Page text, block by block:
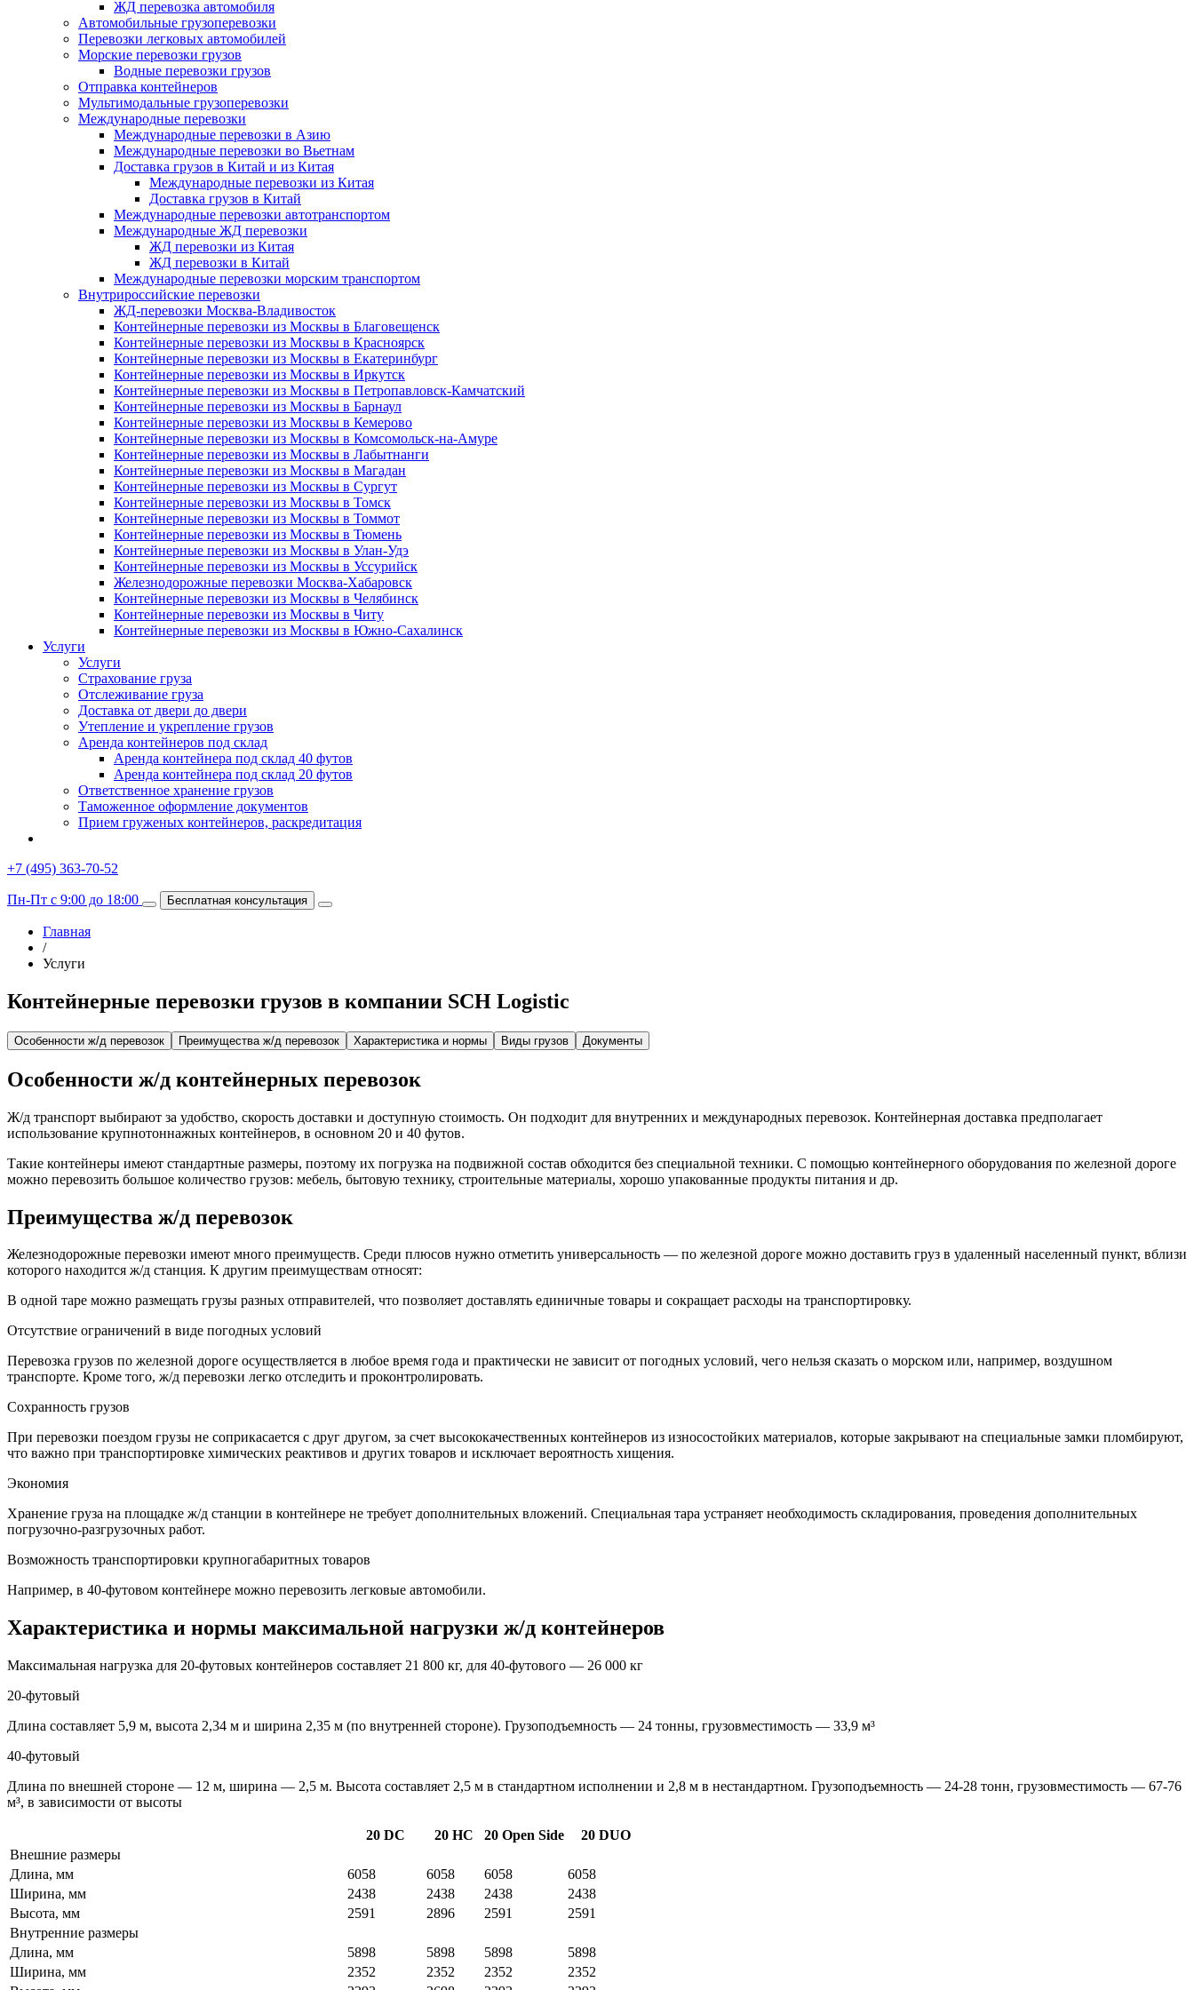
ЖД перевозка автомобиля
Автомобильные грузоперевозки
Перевозки легковых автомобилей
Морские перевозки грузов
Водные перевозки грузов
Отправка контейнеров
Мультимодальные грузоперевозки
Международные перевозки
Международные перевозки в Азию
Международные перевозки во Вьетнам
Доставка грузов в Китай и из Китая
Международные перевозки из Китая
Доставка грузов в Китай
Международные перевозки автотранспортом
Международные ЖД перевозки
ЖД перевозки из Китая
ЖД перевозки в Китай
Международные перевозки морским транспортом
Внутрироссийские перевозки
ЖД-перевозки Москва-Владивосток
Контейнерные перевозки из Москвы в Благовещенск
Контейнерные перевозки из Москвы в Красноярск
Контейнерные перевозки из Москвы в Екатеринбург
Контейнерные перевозки из Москвы в Иркутск
Контейнерные перевозки из Москвы в Петропавловск-Камчатский
Контейнерные перевозки из Москвы в Барнаул
Контейнерные перевозки из Москвы в Кемерово
Контейнерные перевозки из Москвы в Комсомольск-на-Амуре
Контейнерные перевозки из Москвы в Лабытнанги
Контейнерные перевозки из Москвы в Магадан
Контейнерные перевозки из Москвы в Сургут
Контейнерные перевозки из Москвы в Томск
Контейнерные перевозки из Москвы в Томмот
Контейнерные перевозки из Москвы в Тюмень
Контейнерные перевозки из Москвы в Улан-Удэ
Контейнерные перевозки из Москвы в Уссурийск
Железнодорожные перевозки Москва-Хабаровск
Контейнерные перевозки из Москвы в Челябинск
Контейнерные перевозки из Москвы в Читу
Контейнерные перевозки из Москвы в Южно-Сахалинск
Услуги
Услуги
Страхование груза
Отслеживание груза
Доставка от двери до двери
Утепление и укрепление грузов
Аренда контейнеров под склад
Аренда контейнера под склад 40 футов
Аренда контейнера под склад 20 футов
Ответственное хранение грузов
Таможенное оформление документов
Прием груженых контейнеров, раскредитация
+7 (495) 363-70-52
Пн-Пт с 9:00 до 18:00 Бесплатная консультация
Главная
/
Услуги
Контейнерные перевозки грузов в компании SCH Logistic
Особенности ж/д перевозок Преимущества ж/д перевозок Характеристика и нормы Виды грузов Документы
Особенности ж/д контейнерных перевозок
Ж/д транспорт выбирают за удобство, скорость доставки и доступную стоимость. Он подходит для внутренних и международных перевозок. Контейнерная доставка предполагает
использование крупнотоннажных контейнеров, в основном 20 и 40 футов.
Такие контейнеры имеют стандартные размеры, поэтому их погрузка на подвижной состав обходится без специальной техники. С помощью контейнерного оборудования по железной дороге
можно перевозить большое количество грузов: мебель, бытовую технику, строительные материалы, хорошо упакованные продукты питания и др.
Преимущества ж/д перевозок
Железнодорожные перевозки имеют много преимуществ. Среди плюсов нужно отметить универсальность — по железной дороге можно доставить груз в удаленный населенный пункт, вблизи
которого находится ж/д станция. К другим преимуществам относят:
В одной таре можно размещать грузы разных отправителей, что позволяет доставлять единичные товары и сокращает расходы на транспортировку.
Отсутствие ограничений в виде погодных условий
Перевозка грузов по железной дороге осуществляется в любое время года и практически не зависит от погодных условий, чего нельзя сказать о морском или, например, воздушном
транспорте. Кроме того, ж/д перевозки легко отследить и проконтролировать.
Сохранность грузов
При перевозки поездом грузы не соприкасается с друг другом, за счет высококачественных контейнеров из износостойких материалов, которые закрывают на специальные замки пломбируют,
что важно при транспортировке химических реактивов и других товаров и исключает вероятность хищения.
Экономия
Хранение груза на площадке ж/д станции в контейнере не требует дополнительных вложений. Специальная тара устраняет необходимость складирования, проведения дополнительных
погрузочно-разгрузочных работ.
Возможность транспортировки крупногабаритных товаров
Например, в 40-футовом контейнере можно перевозить легковые автомобили.
Характеристика и нормы максимальной нагрузки ж/д контейнеров
Максимальная нагрузка для 20-футовых контейнеров составляет 21 800 кг, для 40-футового — 26 000 кг
20-футовый
Длина составляет 5,9 м, высота 2,34 м и ширина 2,35 м (по внутренней стороне). Грузоподъемность — 24 тонны, грузовместимость — 33,9 м³
40-футовый
Длина по внешней стороне — 12 м, ширина — 2,5 м. Высота составляет 2,5 м в стандартном исполнении и 2,8 м в нестандартном. Грузоподъемность — 24-28 тонн, грузовместимость — 67-76
м³, в зависимости от высоты
20 DC 20 HC 20 Open Side
20 DUO
Внешние размеры
Длина, мм
6058 6058 6058
6058
Ширина, мм
2438 2438 2438
2438
Высота, мм
2591 2896 2591
2591
Внутренние размеры
Длина, мм
5898 5898 5898
5898
Ширина, мм
2352 2352 2352
2352